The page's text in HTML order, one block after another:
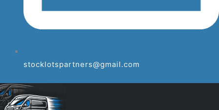
stocklotspartners@gmail.com